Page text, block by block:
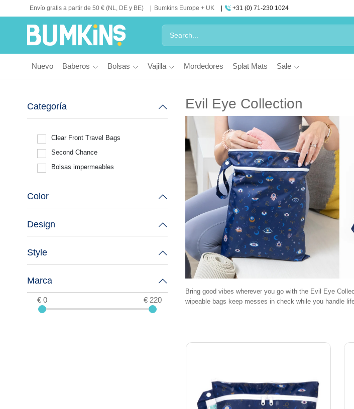
Envío gratis a partir de 50 € (NL, DE y BE) Bumkins Europe + UK +31 (0) 71-230 1024
Nuevo Baberos Bolsas Vajilla Mordedores Splat Mats Sale
Categoría
Clear Front Travel Bags
Second Chance
Bolsas impermeables
Color
Design
Style
Marca
€ 0 € 220
Evil Eye Collection
Bring good vibes wherever you go with the Evil Eye
wipeable bags keep messes in check while you handle